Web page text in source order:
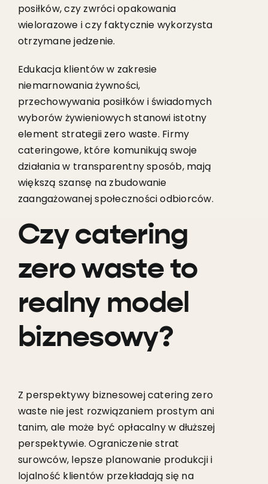
posiłków, czy zwróci opakowania
wielorazowe i czy faktycznie wykorzysta
otrzymane jedzenie.
Edukacja klientów w zakresie
niemarnowania żywności,
przechowywania posiłków i świadomych
wyborów żywieniowych stanowi istotny
element strategii zero waste. Firmy
cateringowe, które komunikują swoje
działania w transparentny sposób, mają
większą szansę na zbudowanie
zaangażowanej społeczności odbiorców.
Czy catering
zero waste to
realny model
biznesowy?
Z perspektywy biznesowej catering zero
waste nie jest rozwiązaniem prostym ani
tanim, ale może być opłacalny w dłuższej
perspektywie. Ograniczenie strat
surowców, lepsze planowanie produkcji i
lojalność klientów przekładają się na